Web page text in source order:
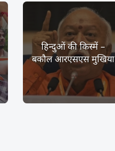
हिन्दुओं की किस्में –
बकौल आरएसएस मुखिया